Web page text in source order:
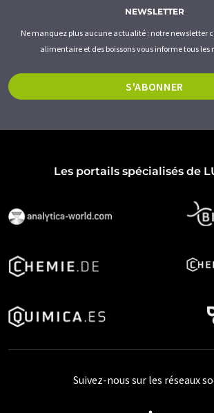
NEWSLETTER
Ne manquez plus aucune actualité : notre newsletter
alimentaire et des boissons vous informe tous les
S'ABONNER
Les portails spécialisés de
Suivez-nous sur les réseaux